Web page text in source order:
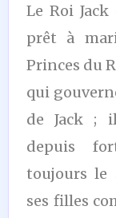
Le Roi
prêt à
Princes du
qui
de Jack ;
depuis
toujours le
ses filles